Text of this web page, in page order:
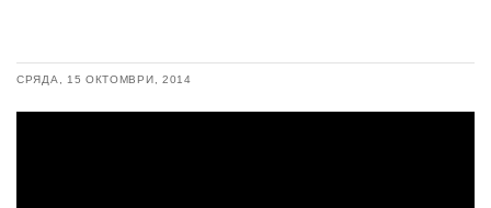
СРЯДА, 15 ОКТОМВРИ, 2014